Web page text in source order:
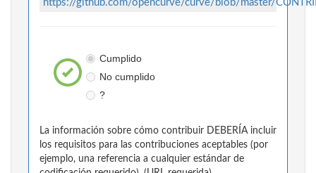
https://github.com/opencurve/curve/blob/master/
Cumplido
No cumplido
?
La información sobre cómo contribuir DEBERÍA incluir
los requisitos para las contribuciones aceptables (por
ejemplo, una referencia a cualquier estándar de